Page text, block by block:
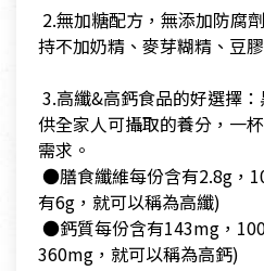
2.無加糖配方，無添加防腐
持不加奶精、麥芽糊精、豆
3.高纖&高鈣食品的好選擇
供全家人可攝取的養分，一
需求。
●膳食纖維每份含有2.8g，
有6g，就可以稱為高纖)
●鈣質每份含有143mg，
360mg，就可以稱為高鈣)